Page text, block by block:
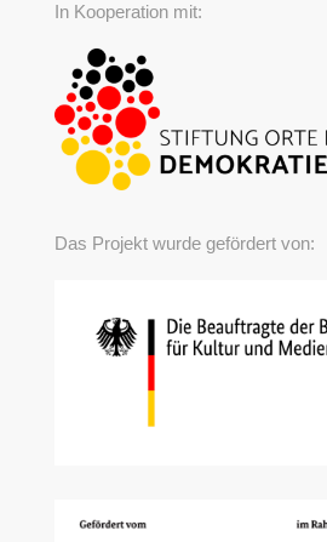
In Kooperation mit:
Das Projekt wurde gefördert von: